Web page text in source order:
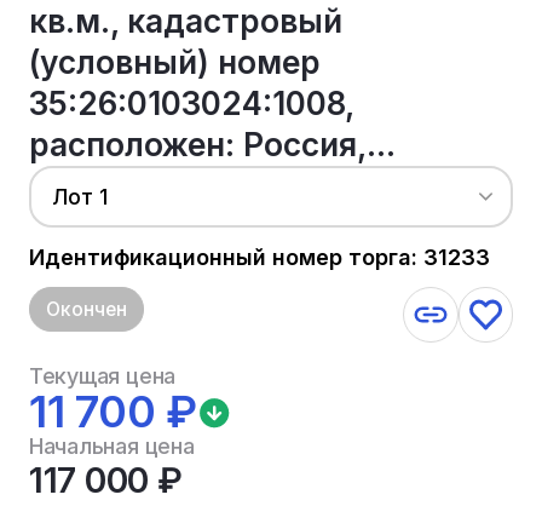
кв.м., кадастровый
(условный) номер
35:26:0103024:1008,
расположен: Россия,...
Лот 1
Идентификационный номер торга: 31233
Окончен
Текущая цена
11 700 ₽
Начальная цена
117 000 ₽